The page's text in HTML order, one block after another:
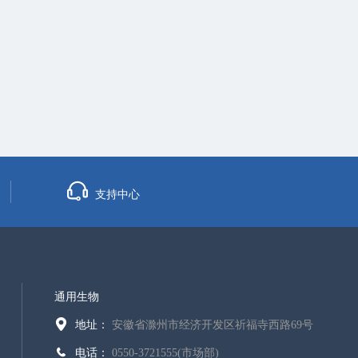
支持中心
通用生物
地址： 安徽省滁州市经济开发区祈福寺西路69号
电话： 0550-3721555(市场部)